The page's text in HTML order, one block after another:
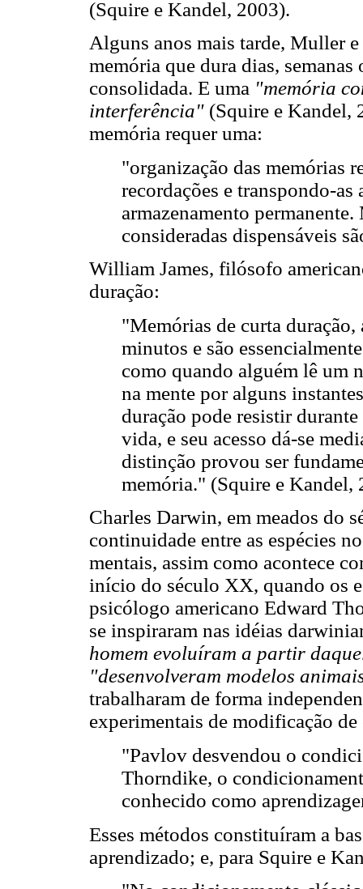
(Squire e Kandel, 2003).
Alguns anos mais tarde, Muller
memória que dura dias, semanas
consolidada. E uma "memória
interferência" (Squire e Kandel,
memória requer uma:
"organização das memórias
recordações e transpondo-
armazenamento
consideradas dispensáveis
William James, filósofo
duração:
"Memórias de curta
minutos e são
como quando alguém lê um
na mente por alguns
duração pode resistir
vida, e seu acesso dá-se
distinção provou ser
memória." (Squire e Kandel,
Charles Darwin, em meados do
continuidade entre as espécies
mentais, assim como acontece
início do século XX, quando os
psicólogo americano Edward
se inspiraram nas idéias
homem evoluíram a partir
"desenvolveram modelos
trabalharam de forma
experimentais de modificação
"Pavlov desvendou o
Thorndike, o
conhecido como
Esses métodos constituíram a
aprendizado; e, para Squire e